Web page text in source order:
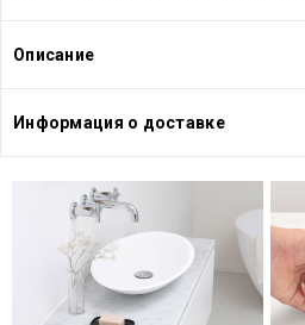
Описание
Информация о доставке